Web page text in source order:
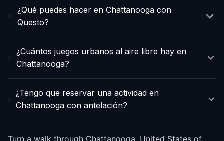
¿Qué puedes hacer en Chattanooga con
Questo?
¿Cuántos juegos urbanos al aire libre hay en
Chattanooga?
¿Tengo que reservar una actividad en
Chattanooga con antelación?
Turn a walk through Chattanooga, United States of